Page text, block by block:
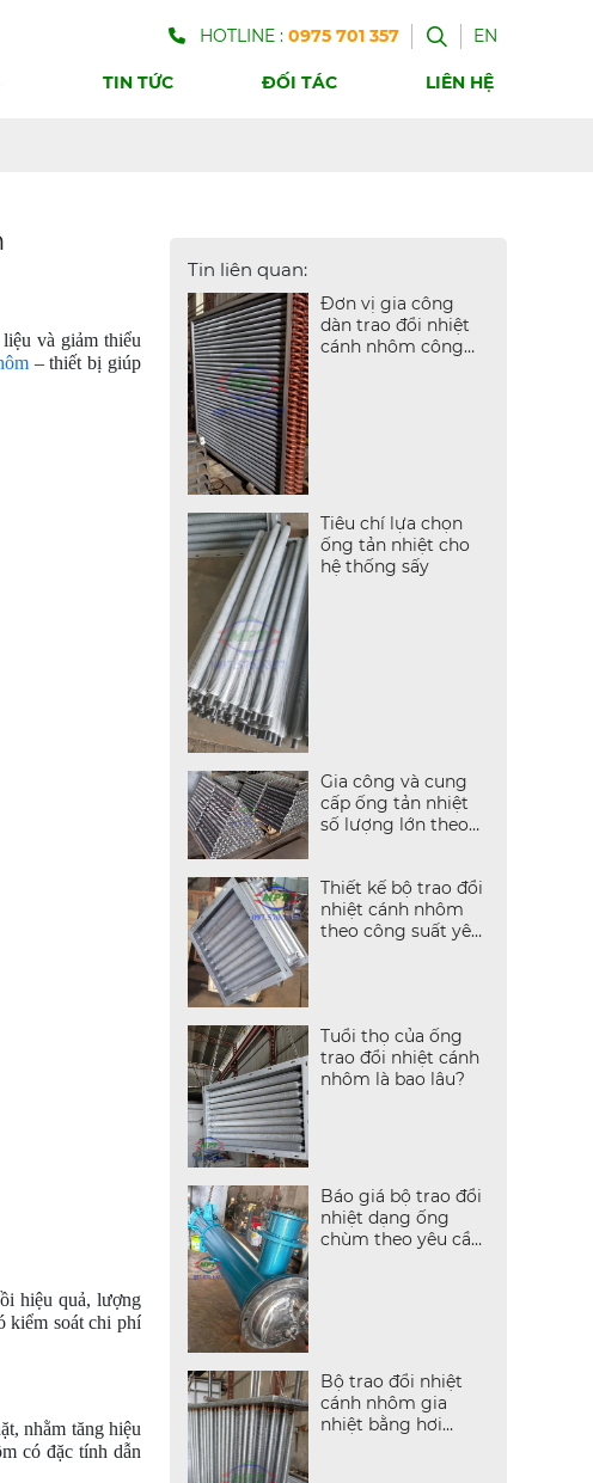
HOTLINE : 0975 701 357 EN
TIN TỨC ĐỐI TÁC LIÊN HỆ
và giảm thiểu
– thiết bị giúp
hiệu quả, lượng
kiểm soát chi phí
nhằm tăng hiệu
có đặc tính dẫn
Tin liên quan:
Đơn vị gia công
dàn trao đổi nhiệt
cánh nhôm công
Tiêu chí lựa chọn
ống tản nhiệt cho
hệ thống sấy
Gia công và cung
cấp ống tản nhiệt
số lượng lớn theo
Thiết kế bộ trao đổi
nhiệt cánh nhôm
theo công suất yêu
Tuổi thọ của ống
trao đổi nhiệt cánh
nhôm là bao lâu?
Báo giá bộ trao đổi
nhiệt dạng ống
chùm theo yêu cầu
Bộ trao đổi nhiệt
cánh nhôm gia
nhiệt bằng hơi